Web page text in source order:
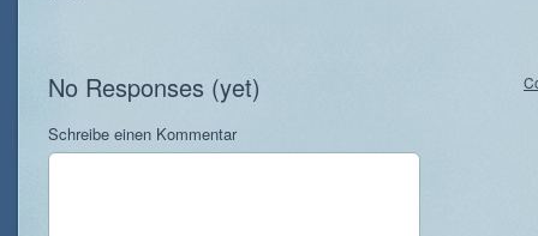
No Responses (yet)
Schreibe einen Kommentar